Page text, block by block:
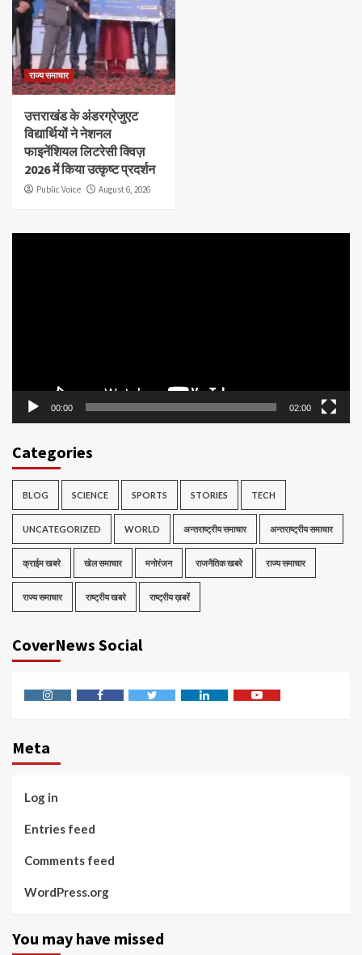
राज्य समाचार
उत्तराखंड के अंडरग्रेजुएट
विद्यार्थियों ने नेशनल
फाइनेंशियल लिटरेसी क्विज़
2026 में किया उत्कृष्ट प्रदर्शन
Public Voice August 6, 2026
00:00 02:00
Categories
BLOG SCIENCE SPORTS STORIES TECH
UNCATEGORIZED WORLD अन्तराष्ट्रीय समाचार अन्तराष्ट्रीय समाचार
क्राईम खबरे खेल समाचार मनोरंजन राजनैतिक खबरे राज्य समाचार
राज्य समाचार राष्ट्रीय खबरे राष्ट्रीय ख़बरें
CoverNews Social
Meta
Log in
Entries feed
Comments feed
WordPress.org
You may have missed